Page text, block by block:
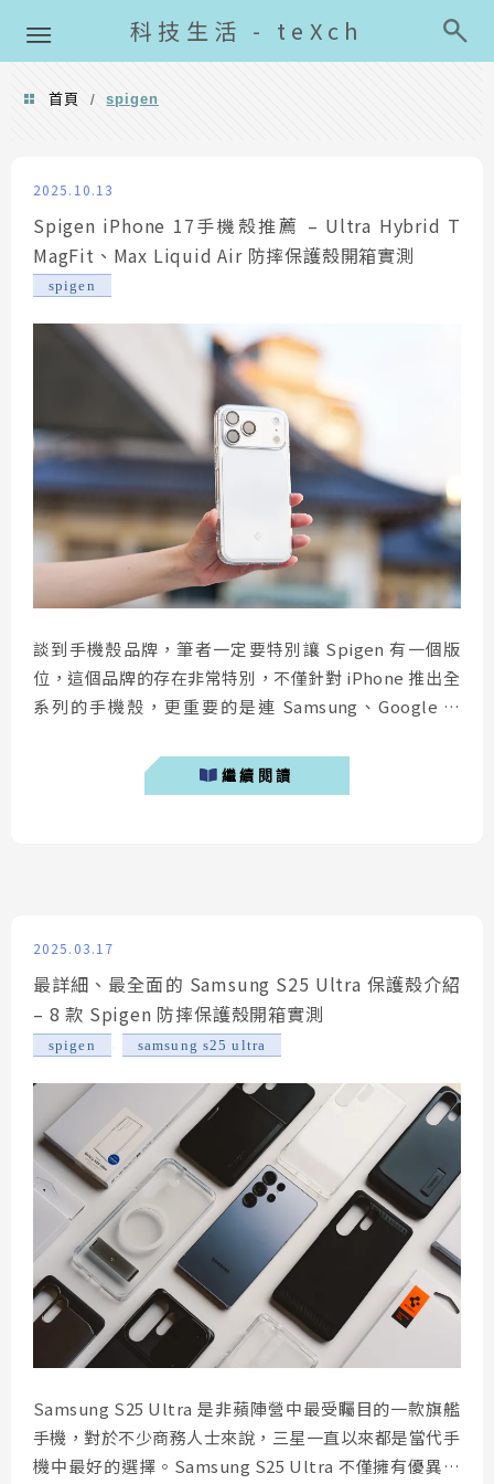
科技生活 - teXch
首頁 / spigen
2025.10.13
Spigen iPhone 17手機殼推薦 – Ultra Hybrid T
MagFit、Max Liquid Air 防摔保護殼開箱實測
spigen
談到手機殼品牌，筆者一定要特別讓 Spigen 有一個版
位，這個品牌的存在非常特別，不僅針對 iPhone 推出全
系列的手機殼，更重要的是連 Samsung、Google 等
iPhone 17 上市不久的日子，今年因為手機外型、硬體規
格整體提升相當多，因此 iPhone 17 銷量比以往都還要
繼續閱讀
2025.03.17
最詳細、最全面的 Samsung S25 Ultra 保護殼介紹
– 8 款 Spigen 防摔保護殼開箱實測
spigen samsung s25 ultra
Samsung S25 Ultra 是非蘋陣營中最受矚目的一款旗艦
手機，對於不少商務人士來說，三星一直以來都是當代手
機中最好的選擇。Samsung S25 Ultra 不僅擁有優異的